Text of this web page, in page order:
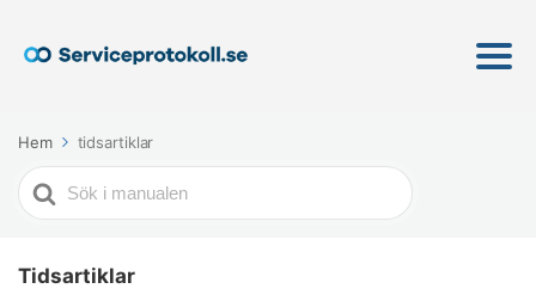
Hem tidsartiklar
Söker
efter
Tidsartiklar